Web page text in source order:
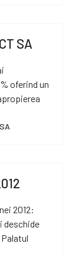
SA
oferind un
2012:
deschide